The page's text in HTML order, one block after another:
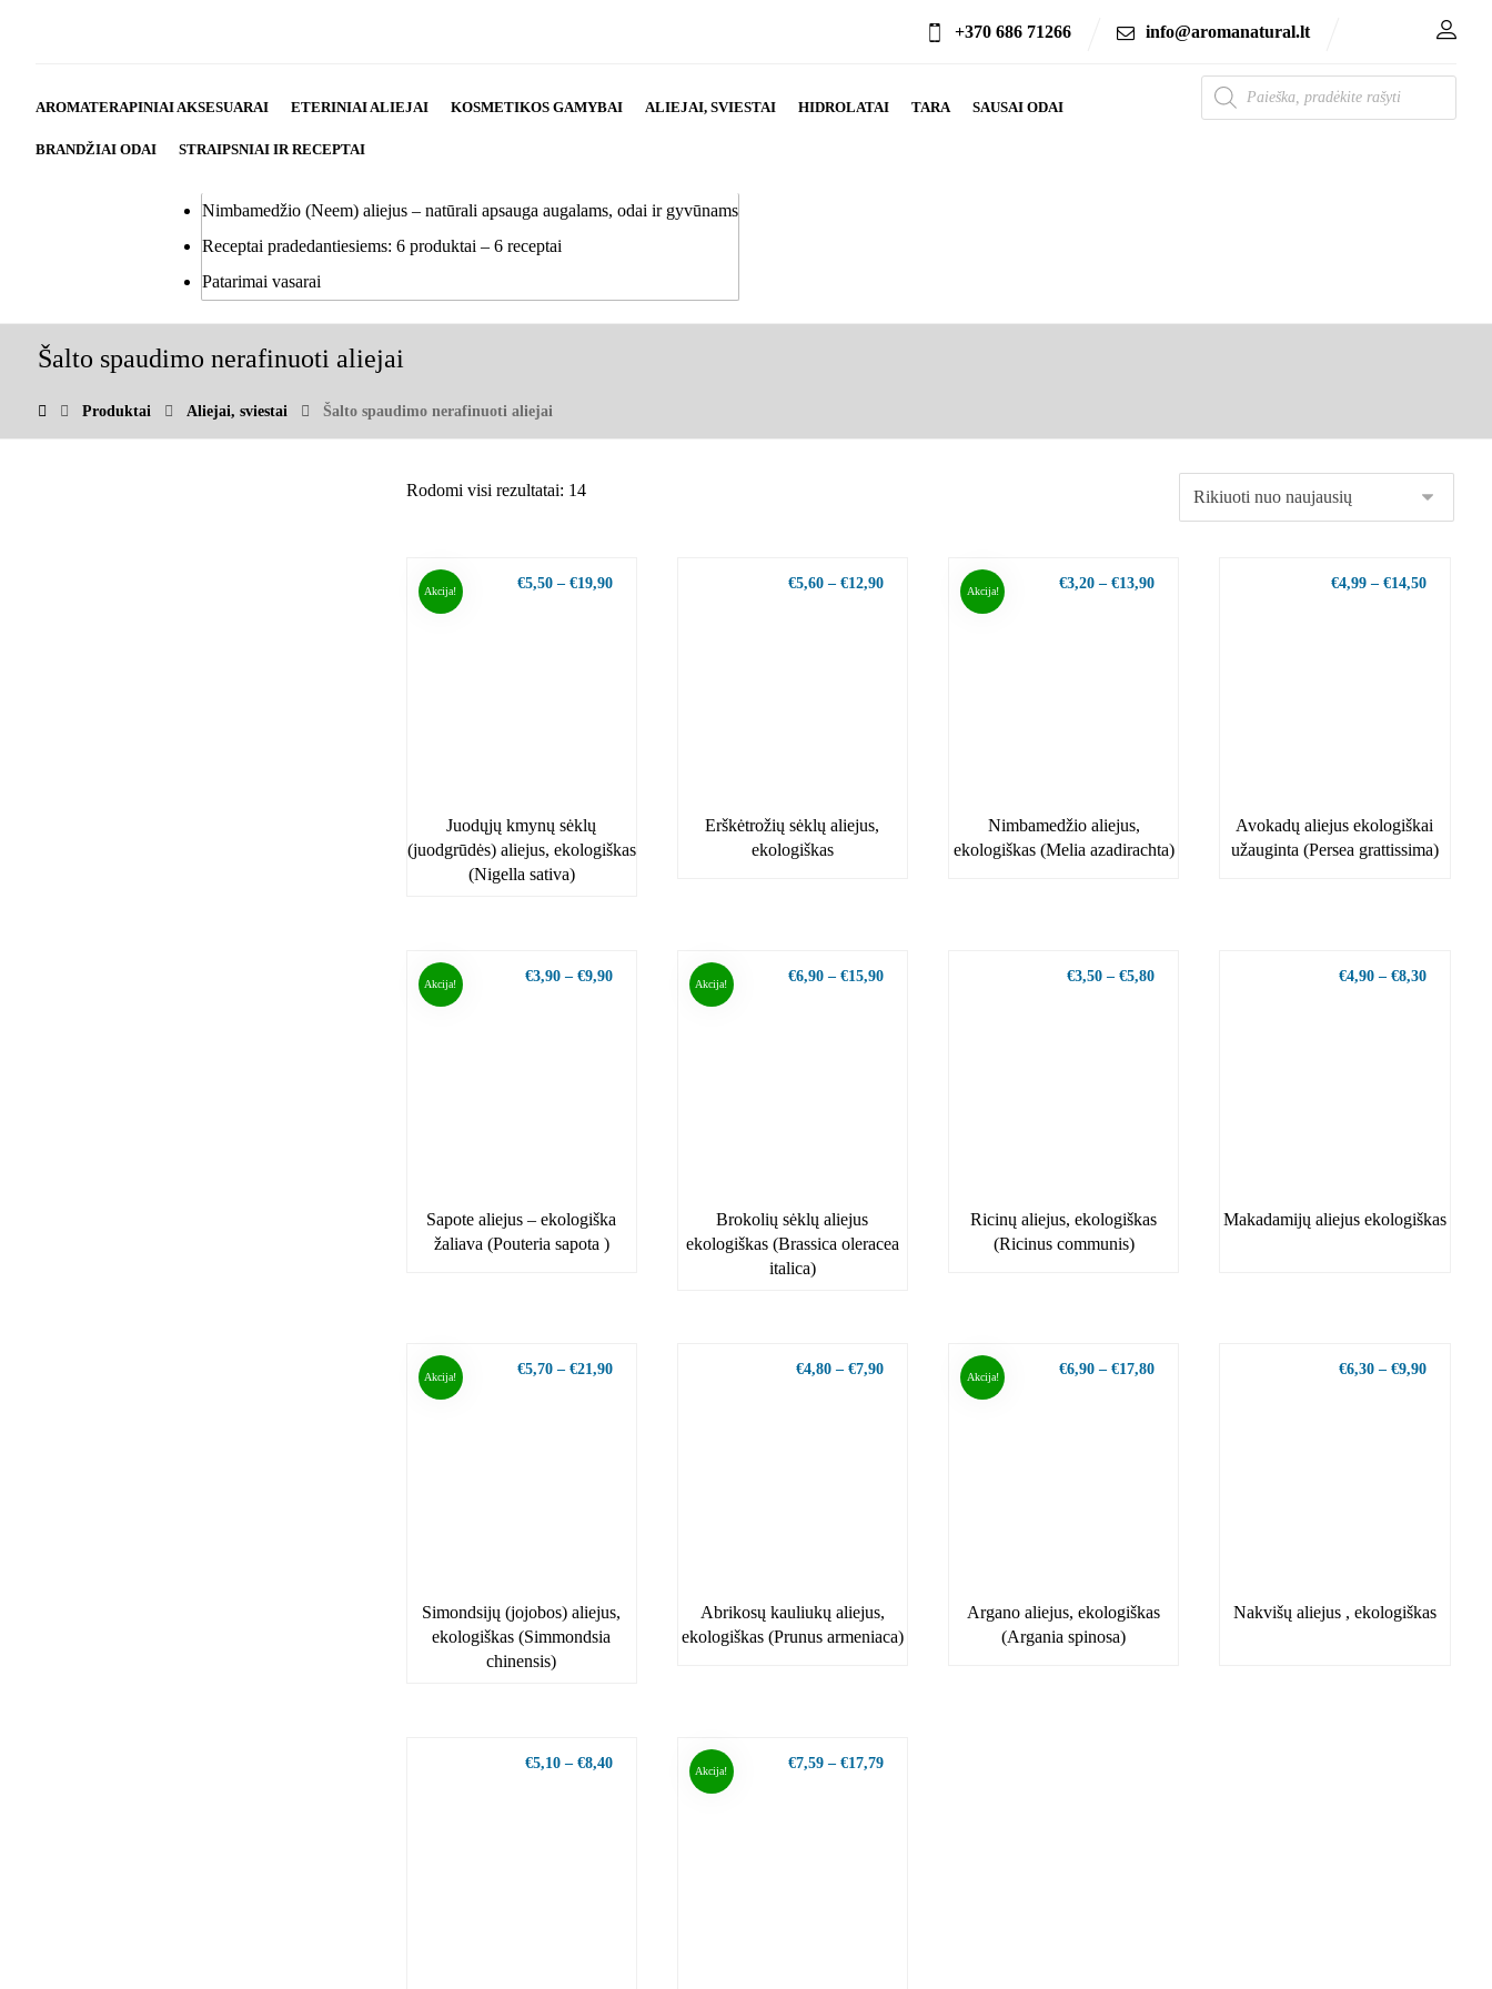
info@aromanatural.lt
+370 686 71266
AROMATERAPINIAI AKSESUARAI ETERINIAI ALIEJAI KOSMETIKOS GAMYBAI ALIEJAI, SVIESTAI HIDROLATAI TARA SAUSAI ODAI
BRANDŽIAI ODAI STRAIPSNIAI IR RECEPTAI
Nimbamedžio (Neem) aliejus – natūrali apsauga augalams, odai ir gyvūnams
Receptai pradedantiesiems: 6 produktai – 6 receptai
Patarimai vasarai
Šalto spaudimo nerafinuoti aliejai
Produktai Aliejai, sviestai Šalto spaudimo nerafinuoti aliejai
Rodomi visi rezultatai: 14
Akcija!
Juodųjų kmynų sėklų
(juodgrūdės) aliejus, ekologiškas
(Nigella sativa)
€5,50 – €19,90
Erškėtrožių sėklų aliejus,
ekologiškas
€5,60 – €12,90 Akcija!
Nimbamedžio aliejus,
ekologiškas (Melia azadirachta)
€3,20 – €13,90
Avokadų aliejus ekologiškai
užauginta (Persea grattissima)
€4,99 – €14,50
Akcija!
Sapote aliejus – ekologiška
žaliava (Pouteria sapota )
€3,90 – €9,90 Akcija!
Brokolių sėklų aliejus
ekologiškas (Brassica oleracea
italica)
€6,90 – €15,90
Ricinų aliejus, ekologiškas
(Ricinus communis)
€3,50 – €5,80
Makadamijų aliejus ekologiškas
€4,90 – €8,30
Akcija!
Simondsijų (jojobos) aliejus,
ekologiškas (Simmondsia
chinensis)
€5,70 – €21,90
Abrikosų kauliukų aliejus,
ekologiškas (Prunus armeniaca)
€4,80 – €7,90 Akcija!
Argano aliejus, ekologiškas
(Argania spinosa)
€6,90 – €17,80
Nakvišų aliejus , ekologiškas
€6,30 – €9,90
€5,10 – €8,40 Akcija! €7,59 – €17,79